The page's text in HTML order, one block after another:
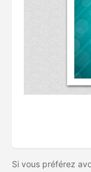
Si vous préférez